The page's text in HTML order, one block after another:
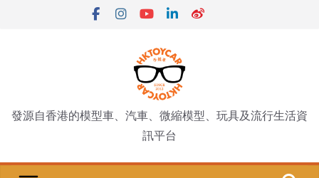
發源自香港的模型車、汽車、微縮模型、玩具及流行生活資
訊平台